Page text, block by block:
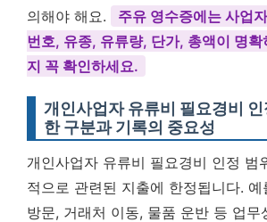
의해야 해요.
주유 영수증에는 사업
번호, 유종, 유류량, 단가, 총액이 명
지 꼭 확인하세요.
개인사업자 유류비 필요경비
한 구분과 기록의 중요성
개인사업자 유류비 필요경비 인정 범
적으로 관련된 지출에 한정됩니다.
방문, 거래처 이동, 물품 운반 등 업무